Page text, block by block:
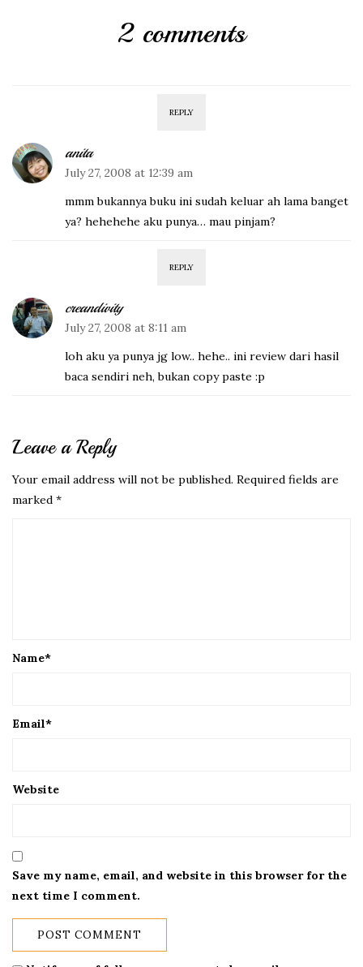
2 comments
REPLY
anita
July 27, 2008 at 12:39 am
mmm bukannya buku ini sudah keluar ah lama banget
ya? hehehehe aku punya… mau pinjam?
REPLY
creandivity
July 27, 2008 at 8:11 am
loh aku ya punya jg low.. hehe.. ini review dari hasil
baca sendiri neh, bukan copy paste :p
Leave a Reply
Your email address will not be published. Required fields are
marked *
Name*
Email*
Website
Save my name, email, and website in this browser for the
next time I comment.